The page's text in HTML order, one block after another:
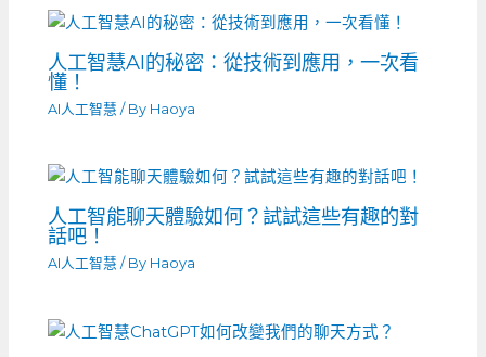
人工智慧AI的秘密：從技術到應用，一次看
懂！
AI人工智慧 / By Haoya
人工智能聊天體驗如何？試試這些有趣的對
話吧！
AI人工智慧 / By Haoya